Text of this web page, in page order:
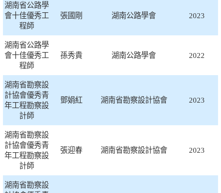
湖南省公路學
會十佳優秀工
程師
張國剛 湖南公路學會 2023
湖南省公路學
會十佳優秀工
程師
孫秀貴 湖南公路學會 2022
湖南省勘察設
計協會優秀青
年工程勘察設
計師
鄧娟紅 湖南省勘察設計協會 2023
湖南省勘察設
計協會優秀青
年工程勘察設
計師
張迎春 湖南省勘察設計協會 2023
湖南省勘察設